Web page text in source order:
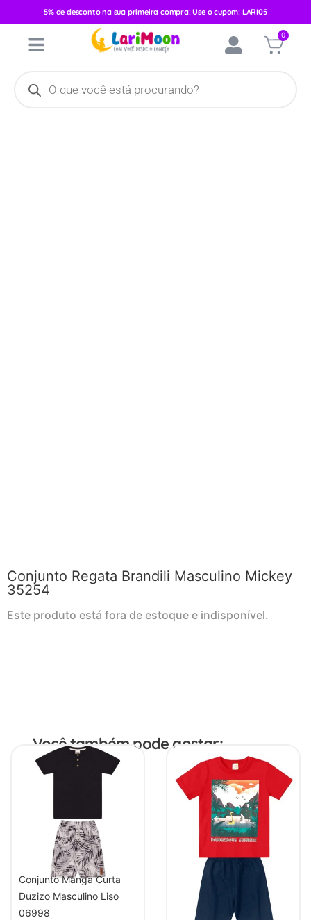
5% de desconto na sua primeira compra! Use o cupom: LARI05
0
/Masculino/Conjunto Verão
/ Conjunto Regata
Brandili Masculino Mickey 35254
Conjunto Regata Brandili Masculino Mickey
35254
Este produto está fora de estoque e indisponível.
Você também pode gostar:
Conjunto Manga Curta
Duzizo Masculino Liso
06998